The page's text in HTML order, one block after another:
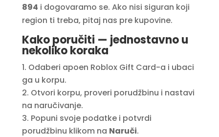
894 i dogovaramo se. Ako nisi siguran koji
region ti treba, pitaj nas pre kupovine.
Kako poručiti — jednostavno u
nekoliko koraka
Odaberi apoen Roblox Gift Card-a i ubaci
ga u korpu.
Otvori korpu, proveri porudžbinu i nastavi
na naručivanje.
Popuni svoje podatke i potvrdi
porudžbinu klikom na Naruči.